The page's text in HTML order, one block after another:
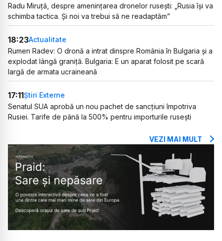
Radu Miruță, despre amenințarea dronelor rusești: „Rusia își va
schimba tactica. Și noi va trebui să ne readaptăm”
18:23Actualitate
Rumen Radev: O dronă a intrat dinspre România în Bulgaria și a
explodat lângă graniță. Bulgaria: E un aparat folosit pe scară
largă de armata ucraineană
17:11Știri Externe
Senatul SUA aprobă un nou pachet de sancțiuni împotriva
Rusiei. Tarife de până la 500% pentru importurile rusești
VEZI MAI MULT